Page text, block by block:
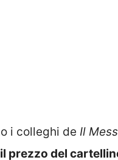
i colleghi de Il
prezzo del